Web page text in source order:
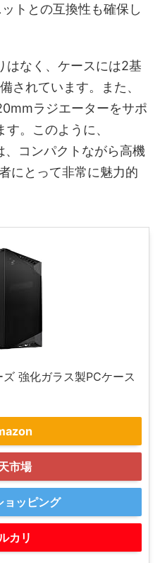
トとの互換性も確保し
はなく、ケースには2基
されています。また、
ラジエーターをサポ
。このように、
コンパクトながら高機
にとって非常に魅力的
強化ガラス製PCケース
市場
ッピング
カリ